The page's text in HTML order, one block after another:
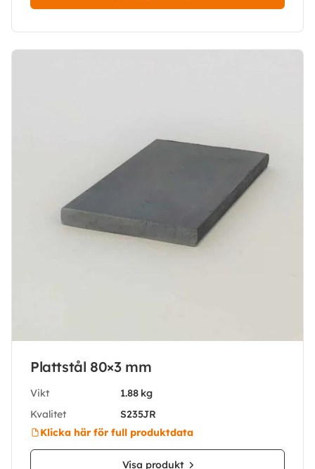
Plattstål 80×3 mm
Vikt
1.88 kg
Kvalitet
S235JR
Klicka här för full produktdata
Visa produkt